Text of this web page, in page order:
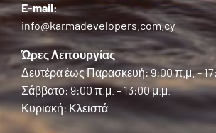
E-mail:
info@karmadevelopers.com.cy
Ώρες Λειτουργίας
Δευτέρα έως Παρασκευή: 9:00 π.μ. –
Σάββατο: 9:00 π.μ. – 13:00 μ.μ.
Κυριακή: Κλειστά